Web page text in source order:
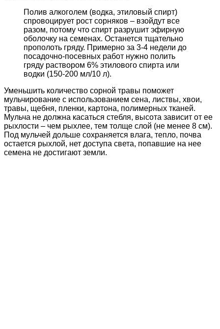
Полив алкоголем (водка, этиловый спирт)
спровоцирует рост сорняков – взойдут все
разом, потому что спирт разрушит эфирную
оболочку на семенах. Останется тщательно
прополоть гряду. Примерно за 3-4 недели до
посадочно-посевных работ нужно полить
гряду раствором 6% этилового спирта или
водки (150-200 мл/10 л).
Уменьшить количество сорной травы поможет
мульчирование с использованием сена, листвы, хвои,
травы, щебня, пленки, картона, полимерных тканей.
Мульча не должна касаться стебля, высота зависит от ее
рыхлости – чем рыхлее, тем толще слой (не менее 8 см).
Под мульчей дольше сохраняется влага, тепло, почва
остается рыхлой, нет доступа света, попавшие на нее
семена не достигают земли.